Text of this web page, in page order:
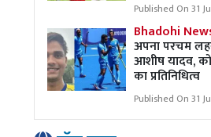
Published On 31
Bhadohi
अपना परचम
आशीष यादव,
का प्रतिनिधित्व
Published On 31